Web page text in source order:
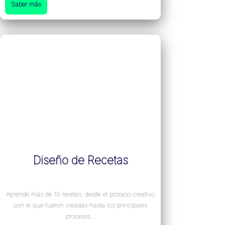
Saber más
Diseño de Recetas
Aprendé más de 10 recetas, desde el proceso creativo
con el que fueron creadas hasta los principales
procesos…